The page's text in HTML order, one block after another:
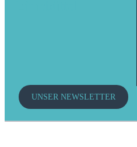
UNSER NEWSLETTER